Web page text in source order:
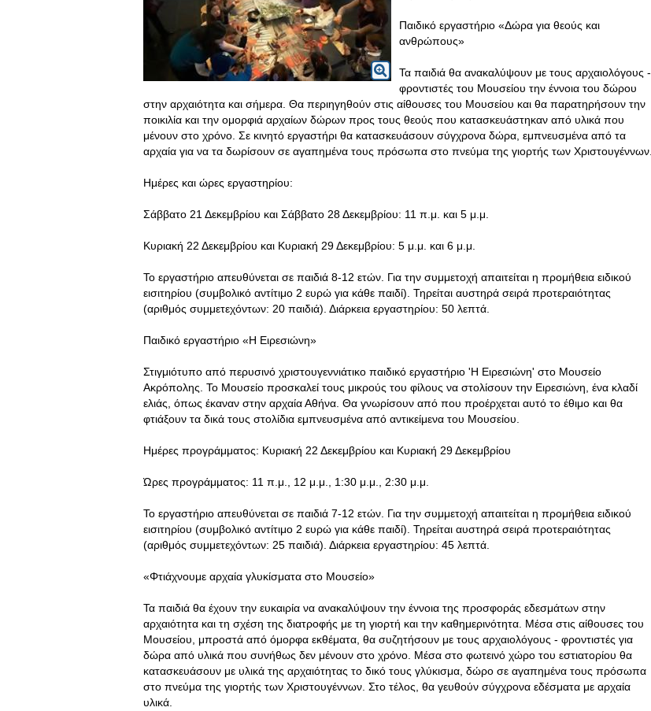
Παιδικό εργαστήριο «Δώρα για θεούς και
ανθρώπους»
Τα παιδιά θα ανακαλύψουν με τους αρχαιολόγους -
φροντιστές του Μουσείου την έννοια του δώρου
στην αρχαιότητα και σήμερα. Θα περιηγηθούν στις αίθουσες του Μουσείου και θα παρατηρήσουν την
ποικιλία και την ομορφιά αρχαίων δώρων προς τους θεούς που κατασκευάστηκαν από υλικά που
μένουν στο χρόνο. Σε κινητό εργαστήρι θα κατασκευάσουν σύγχρονα δώρα, εμπνευσμένα από τα
αρχαία για να τα δωρίσουν σε αγαπημένα τους πρόσωπα στο πνεύμα της γιορτής των Χριστουγέννων.
Ημέρες και ώρες εργαστηρίου:
Σάββατο 21 Δεκεμβρίου και Σάββατο 28 Δεκεμβρίου: 11 π.μ. και 5 μ.μ.
Κυριακή 22 Δεκεμβρίου και Κυριακή 29 Δεκεμβρίου: 5 μ.μ. και 6 μ.μ.
Το εργαστήριο απευθύνεται σε παιδιά 8-12 ετών. Για την συμμετοχή απαιτείται η προμήθεια ειδικού
εισιτηρίου (συμβολικό αντίτιμο 2 ευρώ για κάθε παιδί). Τηρείται αυστηρά σειρά προτεραιότητας
(αριθμός συμμετεχόντων: 20 παιδιά). Διάρκεια εργαστηρίου: 50 λεπτά.
Παιδικό εργαστήριο «Η Ειρεσιώνη»
Στιγμιότυπο από περυσινό χριστουγεννιάτικο παιδικό εργαστήριο 'Η Ειρεσιώνη' στο Μουσείο
Ακρόπολης. Το Μουσείο προσκαλεί τους μικρούς του φίλους να στολίσουν την Ειρεσιώνη, ένα κλαδί
ελιάς, όπως έκαναν στην αρχαία Αθήνα. Θα γνωρίσουν από που προέρχεται αυτό το έθιμο και θα
φτιάξουν τα δικά τους στολίδια εμπνευσμένα από αντικείμενα του Μουσείου.
Ημέρες προγράμματος: Κυριακή 22 Δεκεμβρίου και Κυριακή 29 Δεκεμβρίου
Ώρες προγράμματος: 11 π.μ., 12 μ.μ., 1:30 μ.μ., 2:30 μ.μ.
Το εργαστήριο απευθύνεται σε παιδιά 7-12 ετών. Για την συμμετοχή απαιτείται η προμήθεια ειδικού
εισιτηρίου (συμβολικό αντίτιμο 2 ευρώ για κάθε παιδί). Τηρείται αυστηρά σειρά προτεραιότητας
(αριθμός συμμετεχόντων: 25 παιδιά). Διάρκεια εργαστηρίου: 45 λεπτά.
«Φτιάχνουμε αρχαία γλυκίσματα στο Μουσείο»
Τα παιδιά θα έχουν την ευκαιρία να ανακαλύψουν την έννοια της προσφοράς εδεσμάτων στην
αρχαιότητα και τη σχέση της διατροφής με τη γιορτή και την καθημερινότητα. Μέσα στις αίθουσες του
Μουσείου, μπροστά από όμορφα εκθέματα, θα συζητήσουν με τους αρχαιολόγους - φροντιστές για
δώρα από υλικά που συνήθως δεν μένουν στο χρόνο. Μέσα στο φωτεινό χώρο του εστιατορίου θα
κατασκευάσουν με υλικά της αρχαιότητας το δικό τους γλύκισμα, δώρο σε αγαπημένα τους πρόσωπα
στο πνεύμα της γιορτής των Χριστουγέννων. Στο τέλος, θα γευθούν σύγχρονα εδέσματα με αρχαία
υλικά.